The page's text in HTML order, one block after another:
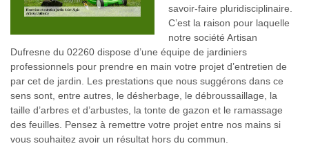
savoir-faire pluridisciplinaire.
C’est la raison pour laquelle
notre société Artisan
Dufresne du 02260 dispose d’une équipe de jardiniers
professionnels pour prendre en main votre projet d’entretien de
par cet de jardin. Les prestations que nous suggérons dans ce
sens sont, entre autres, le désherbage, le débroussaillage, la
taille d’arbres et d’arbustes, la tonte de gazon et le ramassage
des feuilles. Pensez à remettre votre projet entre nos mains si
vous souhaitez avoir un résultat hors du commun.